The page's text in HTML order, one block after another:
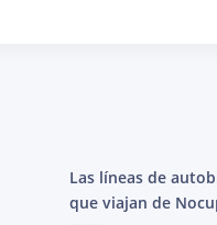
Las líneas de
que viajan de